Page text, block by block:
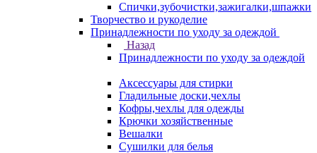
Спички,зубочистки,зажигалки,шпажки
Творчество и рукоделие
Принадлежности по уходу за одеждой
Назад
Принадлежности по уходу за одеждой
Аксессуары для стирки
Гладильные доски,чехлы
Кофры,чехлы для одежды
Крючки хозяйственные
Вешалки
Сушилки для белья